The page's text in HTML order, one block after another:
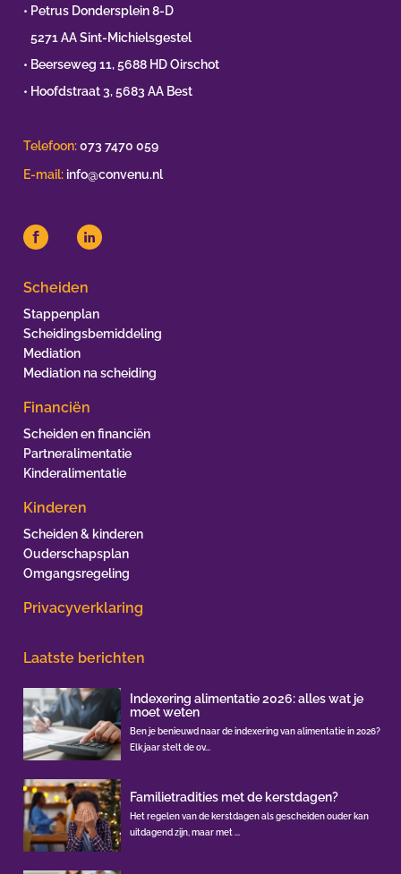
• Petrus Dondersplein 8-D
5271 AA Sint-Michielsgestel
• Beerseweg 11, 5688 HD Oirschot
• Hoofdstraat 3, 5683 AA Best
Telefoon:073 7470 059
E-mail: info@convenu.nl
Scheiden
Stappenplan
Scheidingsbemiddeling
Mediation
Mediation na scheiding
Financiën
Scheiden en financiën
Partneralimentatie
Kinderalimentatie
Kinderen
Scheiden & kinderen
Ouderschapsplan
Omgangsregeling
Privacyverklaring
Laatste berichten
Indexering alimentatie 2026: alles wat je
moet weten
Ben je benieuwd naar de indexering van alimentatie in 2026?
Elk jaar stelt de ov...
Familietradities met de kerstdagen?
Het regelen van de kerstdagen als gescheiden ouder kan
uitdagend zijn, maar met ...